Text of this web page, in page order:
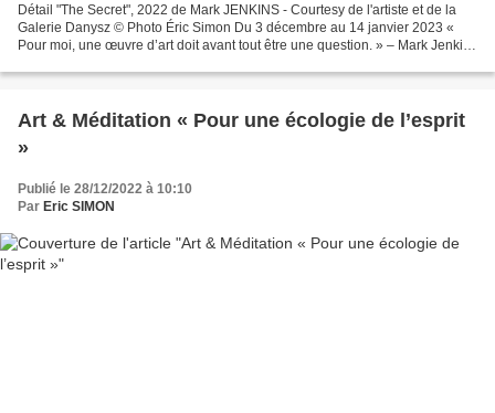
Détail "The Secret", 2022 de Mark JENKINS - Courtesy de l'artiste et de la
Galerie Danysz © Photo Éric Simon Du 3 décembre au 14 janvier 2023 «
Pour moi, une œuvre d’art doit avant tout être une question. » – Mark Jenkins
Art & Méditation « Pour une écologie de l’esprit
»
Publié le 28/12/2022 à 10:10
Par Eric SIMON